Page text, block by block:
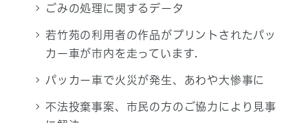
ごみの処理に関するデータ
若竹苑の利用者の作品がプリントされたパッ
カー車が市内を走っています.
パッカー車で火災が発生、あわや大惨事に
不法投棄事案、市民の方のご協力により見事